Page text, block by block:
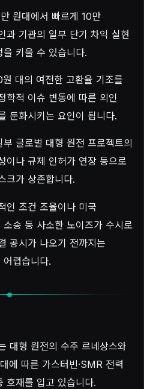
원대에서 빠르게 10만
과 기관의 일부 단기 차익 실현
키울 수 있습니다.
대의 여전한 고환율 기조를
학적 이슈 변동에 따른 외인
둔화시키는 요인이 됩니다.
글로벌 대형 원전 프로젝트의
이나 규제 인허가 연장 등으로
크가 상존합니다.
인 조건 조율이나 미국
송 등 사소한 노이즈가 수시로
공시가 나오기 전까지는
렵습니다.
대형 원전의 수주 르네상스와
에 따른 가스터빈·SMR 전력
호재를 입고 있습니다.